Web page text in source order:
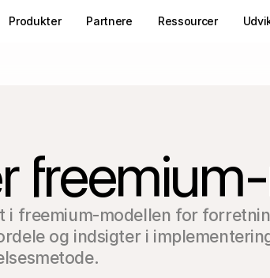
Produkter Partnere Ressourcer
i freemium-modellen for
og indsigter i